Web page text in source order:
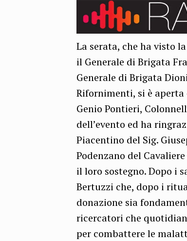
La serata, che ha visto
il Generale di Brigata
Generale di Brigata
Rifornimenti, si è aperta
Genio Pontieri,
dell’evento ed ha
Piacentino del Sig.
Podenzano del
il loro sostegno. Dopo i
Bertuzzi che, dopo i
donazione sia
ricercatori che
per combattere le